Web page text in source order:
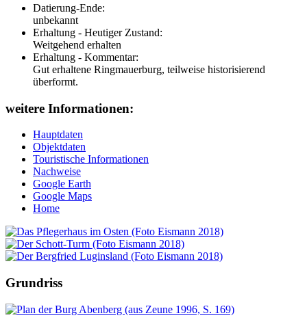
Datierung-Ende:
unbekannt
Erhaltung - Heutiger Zustand:
Weitgehend erhalten
Erhaltung - Kommentar:
Gut erhaltene Ringmauerburg, teilweise historisierend
überformt.
weitere Informationen:
Hauptdaten
Objektdaten
Touristische Informationen
Nachweise
Google Earth
Google Maps
Home
Grundriss